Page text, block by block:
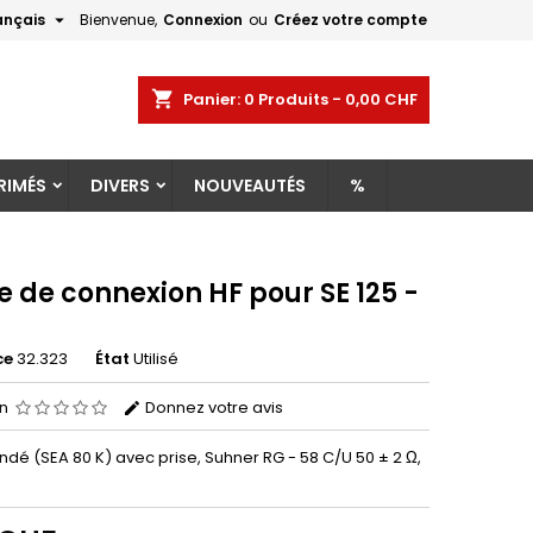
Bienvenue, Connexion ou Créez votre compte

shopping_cart Panier: 0 Produits - 0,00 CHF
DIVERS NOUVEAUTÉS %
de connexion HF pour SE 125 -
32.323 État Utilisé
Donnez votre avis
(SEA 80 K) avec prise, Suhner RG - 58 C/U 50 ± 2 Ω,